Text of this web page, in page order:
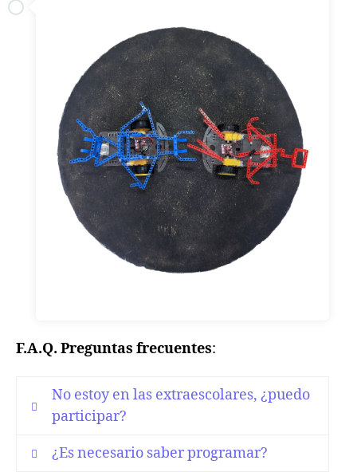
F.A.Q. Preguntas frecuentes:
No estoy en las extraescolares, ¿puedo
participar?
Si, aunque no estes en las clases,
¿Es necesario saber programar?